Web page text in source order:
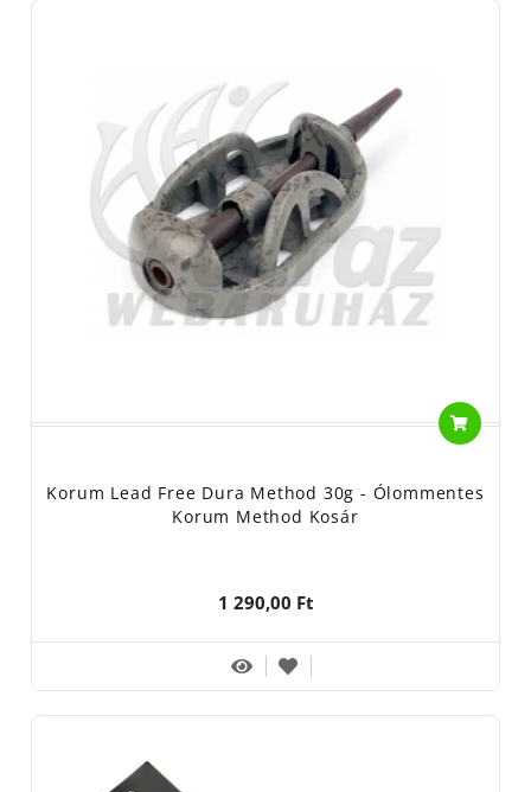
Korum Lead Free Dura Method 30g - Ólommentes
Korum Method Kosár
1 290,00 Ft